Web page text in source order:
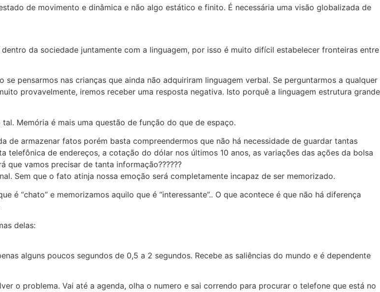
de movimento e dinâmica e não algo estático e finito. É necessária uma visão globalizada de
da sociedade juntamente com a linguagem, por isso é muito difícil estabelecer fronteiras entre
pensarmos nas crianças que ainda não adquiriram linguagem verbal. Se perguntarmos a qualquer
provavelmente, iremos receber uma resposta negativa. Isto porquê a linguagem estrutura grande
Memória é mais uma questão de função do que de espaço.
armazenar fatos porém basta compreendermos que não há necessidade de guardar tantas
telefônica de endereços, a cotação do dólar nos últimos 10 anos, as variações das ações da bolsa
vamos precisar de tanta informação??????
Sem que o fato atinja nossa emoção será completamente incapaz de ser memorizado.
é “chato” e memorizamos aquilo que é “interessante”.. O que acontece é que não há diferença
delas:
alguns poucos segundos de 0,5 a 2 segundos. Recebe as saliências do mundo e é dependente
o problema. Vai até a agenda, olha o numero e sai correndo para procurar o telefone que está no